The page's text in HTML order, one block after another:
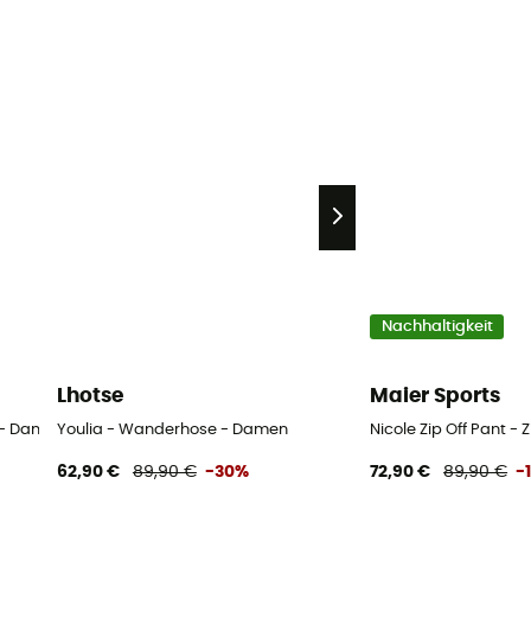
Damen
Lhotse
Youlia - Wanderhose - Damen
62,90 € 89,90 € -30%
Nachhaltigkeit
Maier Sports
Nicole Zip Off Pant -
72,90 € 89,90 € -